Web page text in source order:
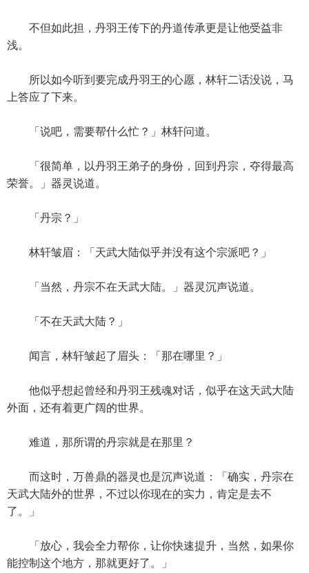
不但如此担，丹羽王传下的丹道传承更是让他受益非
浅。
所以如今听到要完成丹羽王的心愿，林轩二话没说，马
上答应了下来。
「说吧，需要帮什么忙？」林轩问道。
「很简单，以丹羽王弟子的身份，回到丹宗，夺得最高
荣誉。」器灵说道。
「丹宗？」
林轩皱眉：「天武大陆似乎并没有这个宗派吧？」
「当然，丹宗不在天武大陆。」器灵沉声说道。
「不在天武大陆？」
闻言，林轩皱起了眉头：「那在哪里？」
他似乎想起曾经和丹羽王残魂对话，似乎在这天武大陆
外面，还有着更广阔的世界。
难道，那所谓的丹宗就是在那里？
而这时，万兽鼎的器灵也是沉声说道：「确实，丹宗在
天武大陆外的世界，不过以你现在的实力，肯定是去不
了。」
「放心，我会全力帮你，让你快速提升，当然，如果你
能控制这个地方，那就更好了。」